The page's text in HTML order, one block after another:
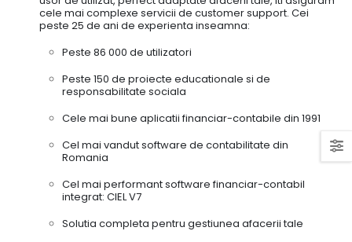
cele mai complexe servicii de customer support. Cei
peste 25 de ani de experienta inseamna:
Peste 86 000 de utilizatori
Peste 150 de proiecte educationale si de
responsabilitate sociala
Cele mai bune aplicatii financiar-contabile din 1991
Cel mai vandut software de contabilitate din
Romania
Cel mai performant software financiar-contabil
integrat: CIEL V7
Solutia completa pentru gestiunea afacerii tale